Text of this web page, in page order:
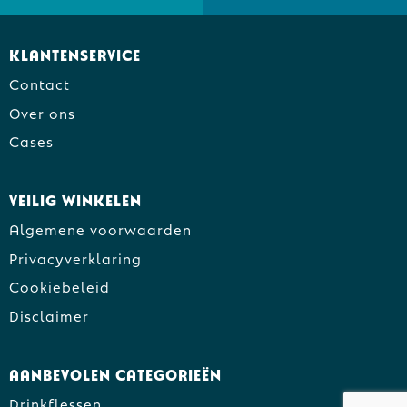
Klantenservice
Contact
Over ons
Cases
Veilig winkelen
Algemene voorwaarden
Privacyverklaring
Cookiebeleid
Disclaimer
Aanbevolen categorieën
Drinkflessen